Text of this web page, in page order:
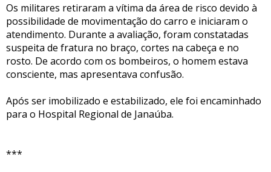
Os militares retiraram a vítima da área de risco devido à
possibilidade de movimentação do carro e iniciaram o
atendimento. Durante a avaliação, foram constatadas
suspeita de fratura no braço, cortes na cabeça e no
rosto. De acordo com os bombeiros, o homem estava
consciente, mas apresentava confusão.
Após ser imobilizado e estabilizado, ele foi encaminhado
para o Hospital Regional de Janaúba.
***